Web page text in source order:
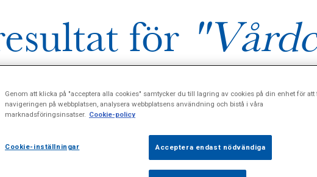
för
Genom att klicka på "acceptera alla cookies" samtycker du till lagring av cookies på din enhet för att
navigeringen på webbplatsen, analysera webbplatsens användning och bistå i våra
marknadsföringsinsatser. Cookie-policy
Cookie-inställningar Acceptera endast nödvändiga